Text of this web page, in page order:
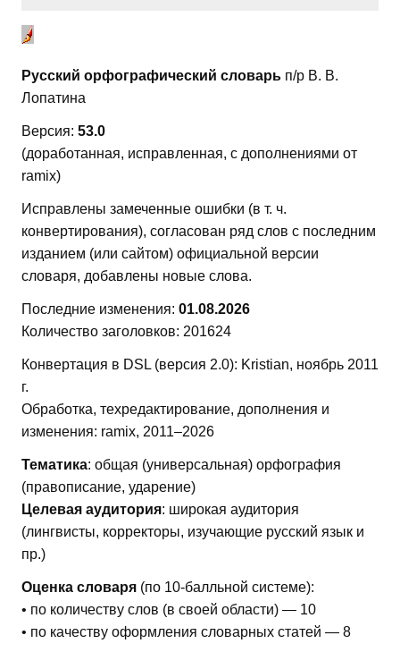
Русский орфографический словарь п/р В. В.
Лопатина
Версия: 53.0
(доработанная, исправленная, с дополнениями от
ramix)
Исправлены замеченные ошибки (в т. ч.
конвертирования), согласован ряд слов с последним
изданием (или сайтом) официальной версии
словаря, добавлены новые слова.
Последние изменения: 01.08.2026
Количество заголовков: 201624
Конвертация в DSL (версия 2.0): Kristian, ноябрь 2011
г.
Обработка, техредактирование, дополнения и
изменения: ramix, 2011–2026
Тематика: общая (универсальная) орфография
(правописание, ударение)
Целевая аудитория: широкая аудитория
(лингвисты, корректоры, изучающие русский язык и
пр.)
Оценка словаря (по 10-балльной системе):
• по количеству слов (в своей области) — 10
• по качеству оформления словарных статей — 8